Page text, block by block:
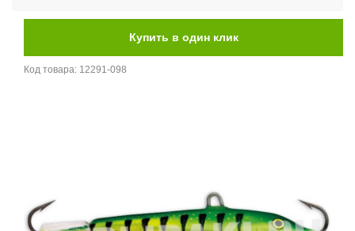
Код товара: 12291-098